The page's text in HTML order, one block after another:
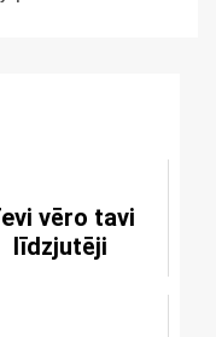
vēro tavi
līdzjutēji